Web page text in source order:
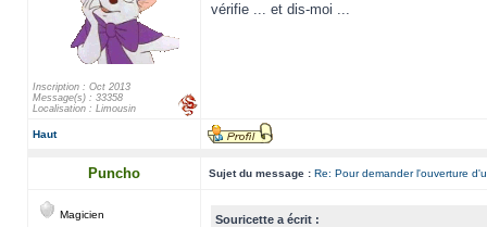
Inscription : Oct 2013
Message(s) : 33358
Localisation : Limousin
vérifie ... et dis-moi ...
Haut
Puncho Sujet du message : Re: Pour demander l'ouverture
Magicien Souricette a écrit :